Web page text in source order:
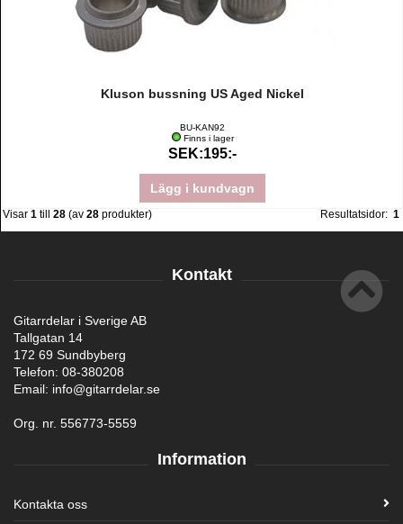
Kluson bussning US Aged Nickel
BU-KAN92
Finns i lager
SEK:195:-
Lägg i kundvagn
Visar 1 till 28 (av 28 produkter) Resultatsidor: 1
Kontakt
Gitarrdelar i Sverige AB
Tallgatan 14
172 69 Sundbyberg
Telefon: 08-380208
Email: info@gitarrdelar.se
Org. nr. 556773-5559
Information
Kontakta oss